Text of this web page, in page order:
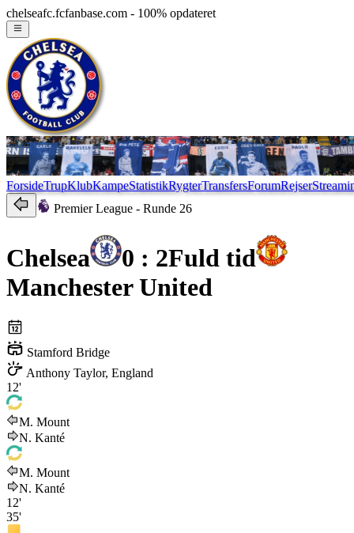
chelseafc.fcfanbase.com - 100% opdateret
ForsideTrupKlubKampeStatistikRygterTransfersForumRejser
Premier League - Runde 26
Chelsea 0 : 2Fuld tid
Manchester United
Stamford Bridge
Anthony Taylor, England
12'
M. Mount
N. Kanté
M. Mount
N. Kanté
12'
35'